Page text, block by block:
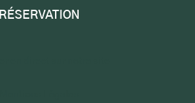
RÉSERVATION